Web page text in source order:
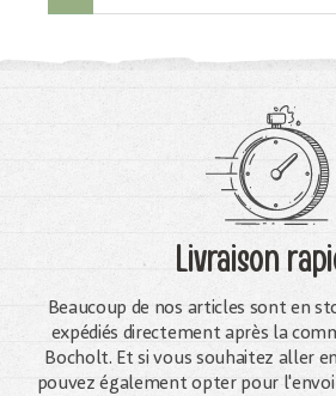
Livraison
Beaucoup de nos articles sont en
expédiés directement après la
Bocholt. Et si vous souhaitez aller
pouvez également opter pour